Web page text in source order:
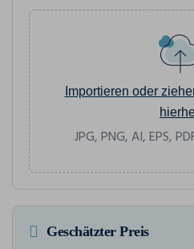
Importieren oder
JPG, PNG, AI, EPS,
Geschätzter Preis